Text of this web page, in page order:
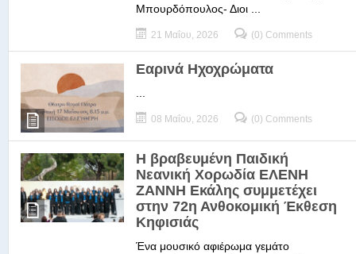
Μπουρδόπουλος- Διοι ...
21 Μαΐου, 2026 (0) Comments
Εαρινά Ηχοχρώματα
08 Μαΐου, 2026 (0) Comments
Η βραβευμένη Παιδική
Νεανική Χορωδία ΕΛΕΝΗ
ΖΑΝΝΗ Εκάλης συμμετέχει
στην 72η Ανθοκομική Έκθεση
Κηφισιάς
Ένα μουσικό αφιέρωμα γεμάτο